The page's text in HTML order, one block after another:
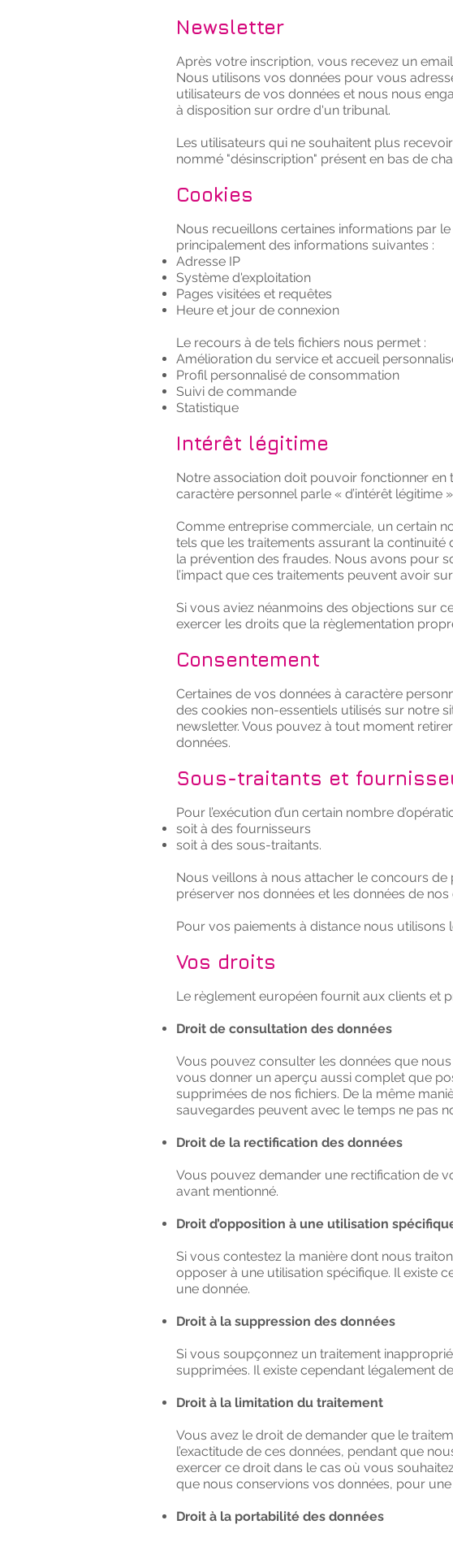
Newsletter
Après votre inscription, vous recevez un
Nous utilisons vos données pour vous
utilisateurs de vos données et nous nous
à disposition sur ordre d'un tribunal.
Les utilisateurs qui ne souhaitent plus
nommé "désinscription" présent en bas de
Cookies
Nous recueillons certaines informations par
principalement des informations suivantes :
Adresse IP
Système d'exploitation
Pages visitées et requêtes
Heure et jour de connexion
Le recours à de tels fichiers nous permet :
Amélioration du service et accueil
Profil personnalisé de consommation
Suivi de commande
Statistique
Intérêt légitime
Notre association doit pouvoir fonctionner en
caractère personnel parle « d’intérêt légitime
Comme entreprise commerciale, un certain
tels que les traitements assurant la continuité
la prévention des fraudes. Nous avons pour
l’impact que ces traitements peuvent avoir
Si vous aviez néanmoins des objections sur
exercer les droits que la règlementation
Consentement
Certaines de vos données à caractère
des cookies non-essentiels utilisés sur notre
newsletter. Vous pouvez à tout moment
données.
Sous-traitants et
Pour l’exécution d’un certain nombre
soit à des fournisseurs
soit à des sous-traitants.
Nous veillons à nous attacher le concours
préserver nos données et les données de nos
Pour vos paiements à distance nous utilisons
Vos droits
Le règlement européen fournit aux clients et
Droit de consultation des données
Vous pouvez consulter les données que
vous donner un aperçu aussi complet que
supprimées de nos fichiers. De la même
sauvegardes peuvent avec le temps ne pas
Droit de la rectification des données
Vous pouvez demander une rectification de
avant mentionné.
Droit d’opposition à une utilisation
Si vous contestez la manière dont nous
opposer à une utilisation spécifique. Il existe
une donnée.
Droit à la suppression des données
Si vous soupçonnez un traitement
supprimées. Il existe cependant légalement
Droit à la limitation du traitement
Vous avez le droit de demander que le
l’exactitude de ces données, pendant que
exercer ce droit dans le cas où vous
que nous conservions vos données, pour
Droit à la portabilité des données